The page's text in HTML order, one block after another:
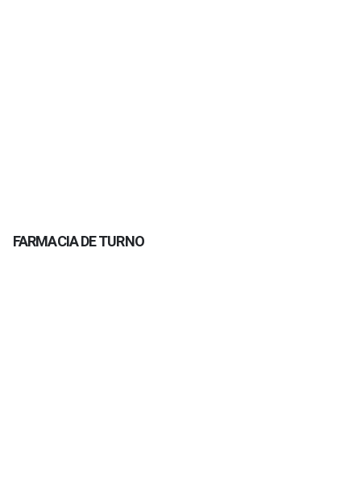
FARMACIA DE TURNO